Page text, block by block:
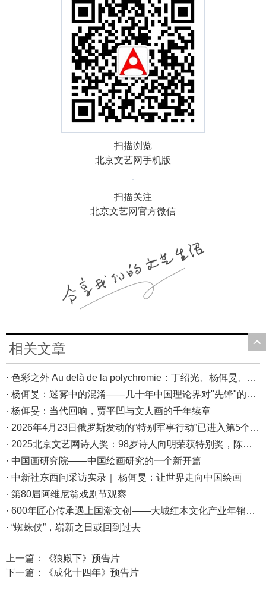
扫描浏览
北京文艺网手机版
扫描关注
北京文艺网官方微信
相关文章
· 色彩之外 Au delà de la polychromie：丁绍光、杨佴旻、Alain Cardenas·Castro巴黎展
· 杨佴旻：迷雾中的混淆——几十年中国理论界对"先锋"的误读，对创作的误导
· 杨佴旻：当代回响，贾平凹与文人画的千年续章
· 2026年4月23日俄罗斯发动的“特别军事行动”已进入第5个年头，俄乌局势最新综述
· 2025北京文艺网诗人奖：98岁诗人向明荣获特别奖，陈东东荣获诗人奖，茱萸荣获年度诗人奖！
· 中国画研究院——中国绘画研究的一个新开篇
· 中新社东西问采访实录｜ 杨佴旻：让世界走向中国绘画
· 第80届阿维尼翁戏剧节观察
· 600年匠心传承遇上国潮文创——大城红木文化产业年销80亿的“火”与“活”
· “蜘蛛侠”，崭新之日或回到过去
上一篇：
《狼殿下》预告片
下一篇：
《成化十四年》预告片